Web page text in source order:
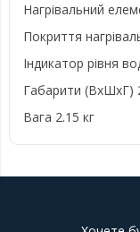
Нагрівальний
Покриття
Індикатор рівня
Габарити (ВхШхГ)
Вага 2.15 кг